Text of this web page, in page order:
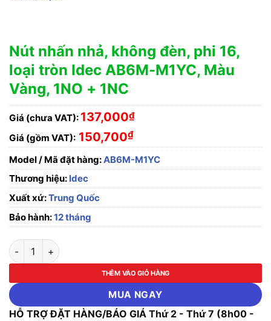
Nút nhấn nhả, không đèn, phi 16,
loại tròn Idec AB6M-M1YC, Màu
Vàng, 1NO + 1NC
Giá (chưa VAT): 137,000₫
Giá (gồm VAT): 150,700₫
Model / Mã đặt hàng:AB6M-M1YC
Thương hiệu: Idec
Xuất xứ:Trung Quốc
Bảo hành:12 tháng
Nút nhấn nhả, không đèn, phi 16, loại tròn Idec AB6M-M1YC,
THÊM VÀO GIỎ HÀNG
MUA NGAY
HỖ TRỢ ĐẶT HÀNG/BÁO GIÁ Thứ 2 - Thứ 7 (8h00 -